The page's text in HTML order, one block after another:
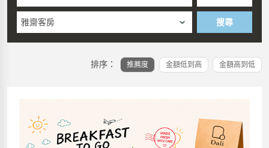
雅齋客房 搜尋
排序： 推薦度 金額低到高 金額高到低